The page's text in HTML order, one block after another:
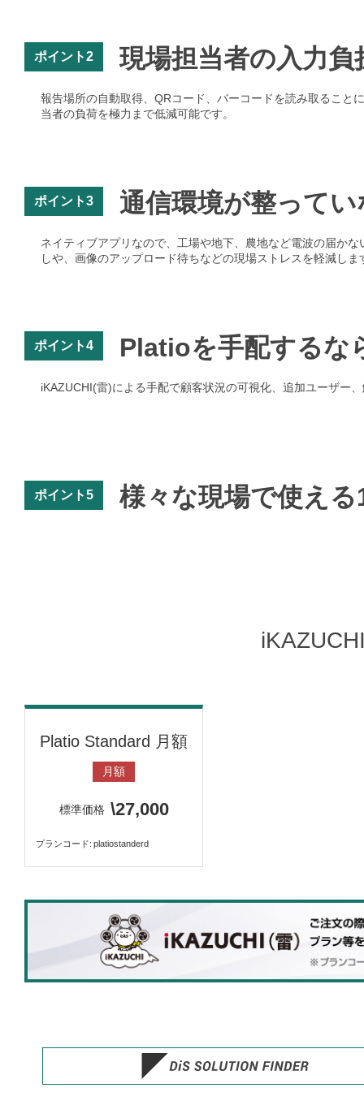
ポイント2 現場担当者の入力
報告場所の自動取得、QRコード、バーコードを読み取ること
当者の負荷を極力まで低減可能です。
ポイント3 通信環境が整って
ネイティブアプリなので、工場や地下、農地など電波の届か
しや、画像のアップロード待ちなどの現場ストレスを軽減しま
ポイント4 Platioを手配するな
iKAZUCHI(雷)による手配で顧客状況の可視化、追加ユーザー
ポイント5 様々な現場で使え
Platio Standard 月額
月額
標準価格 \27,000
プランコード platiostanderd